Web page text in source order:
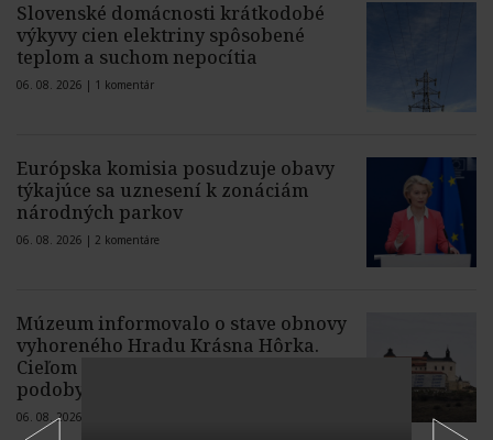
Slovenské domácnosti krátkodobé
výkyvy cien elektriny spôsobené
teplom a suchom nepocítia
06. 08. 2026 | 1 komentár
Európska komisia posudzuje obavy
týkajúce sa uznesení k zonáciám
národných parkov
06. 08. 2026 | 2 komentáre
Múzeum informovalo o stave obnovy
vyhoreného Hradu Krásna Hôrka.
Cieľom je vrátiť hrad do jeho pôvodnej
podoby z roku 1903
06. 08. 2026 |